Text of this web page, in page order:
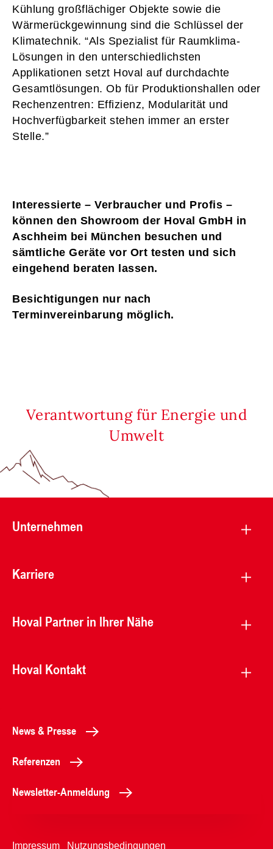
Kühlung großflächiger Objekte sowie die
Wärmerückgewinnung sind die Schlüssel der
Klimatechnik. “Als Spezialist für Raumklima-
Lösungen in den unterschiedlichsten
Applikationen setzt Hoval auf durchdachte
Gesamtlösungen. Ob für Produktionshallen oder
Rechenzentren: Effizienz, Modularität und
Hochverfügbarkeit stehen immer an erster
Stelle.”
Interessierte – Verbraucher und Profis –
können den Showroom der Hoval GmbH in
Aschheim bei München besuchen und
sämtliche Geräte vor Ort testen und sich
eingehend beraten lassen.
Besichtigungen nur nach
Terminvereinbarung möglich.
Verantwortung für Energie und
Umwelt
Unternehmen
Karriere
Hoval Partner in Ihrer Nähe
Hoval Kontakt
News & Presse
Referenzen
Newsletter-Anmeldung
Impressum Nutzungsbedingungen